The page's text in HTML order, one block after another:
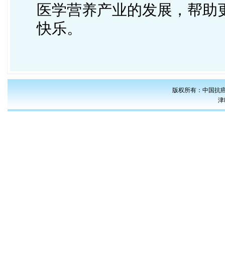
医学营养产业的发展，帮
快乐。
版权所有：中国抗